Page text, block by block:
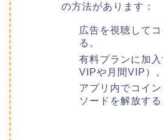
の方法があります：
広告を視聴して
る。
有料プランに加
VIPや月間VIP）。
アプリ内でコイ
ソードを解放する